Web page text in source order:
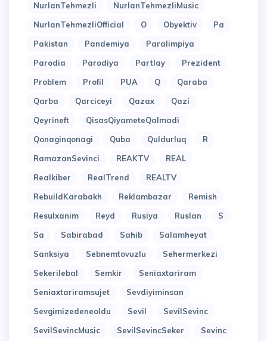
NurlanTehmezli
NurlanTehmezliMusic
NurlanTehmezliOfficial
O Obyektiv
Pa
Pakistan
Pandemiya
Paralimpiya
Parodia
Parodiya Partlay
Prezident
Problem
Profil PUA Q
Qaraba
Qarba
Qarciceyi Qazax
Qazi
Qeyrineft
QisasQiyameteQalmadi
Qonaginqonagi
Quba Quldurluq
R
RamazanSevinci
REAKTV
REAL
Realkiber
RealTrend
REALTV
RebuildKarabakh
Reklambazar
Remish
Resulxanim
Reyd Rusiya Ruslan
S
Sa
Sabirabad Sahib
Salamheyat
Sanksiya
Sebnemtovuzlu
Sehermerkezi
Sekerilebal
Semkir
Seniaxtariram
Seniaxtariramsujet
Sevdiyiminsan
Sevgimizedeneoldu
Sevil
SevilSevinc
SevilSevincMusic
SevilSevincSeker
Sevinc